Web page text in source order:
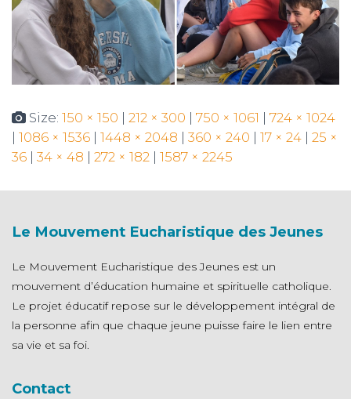
Size: 150 × 150 212 × 300 750 × 1061
724 × 1024
1086 × 1536 1448 × 2048 360 × 240 17 × 24
25 ×
36
34 × 48 272 × 182 1587 × 2245
Le Mouvement Eucharistique des Jeunes
Le Mouvement Eucharistique des Jeunes est un
mouvement d’éducation humaine et spirituelle catholique.
Le projet éducatif repose sur le développement intégral de
la personne afin que chaque jeune puisse faire le lien entre
sa vie et sa foi.
Contact